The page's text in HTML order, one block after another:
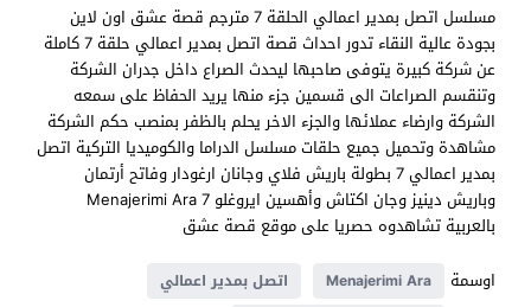
مسلسل اتصل بمدير اعمالي الحلقة 7 مترجم قصة عشق اون لاين
بجودة عالية النقاء تدور احداث قصة اتصل بمدير اعمالي حلقة 7 كاملة
عن شركة كبيرة يتوفى صاحبها ليحدث الصراع داخل جدران الشركة
وتنقسم الصراعات الى قسمين جزء منها يريد الحفاظ على سمعه
الشركة وارضاء عملائها والجزء الاخر يحلم بالظفر بمنصب حكم الشركة
مشاهدة وتحميل جميع حلقات مسلسل الدراما والكوميديا التركية اتصل
بمدير اعمالي 7 بطولة باريش فلاي وجانان ارغودار وفاتح أرتمان
وباريش دينيز وجان اكتاش وأهسين ايروغلو Menajerimi Ara 7
بالعربية تشاهدوه حصريا على موقع قصة عشق
اوسمة
Menajerimi Ara
اتصل بمدير اعمالي